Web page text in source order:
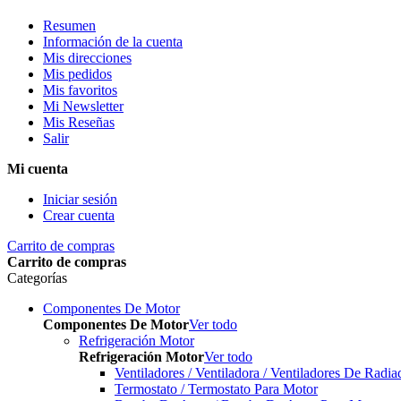
Resumen
Información de la cuenta
Mis direcciones
Mis pedidos
Mis favoritos
Mi Newsletter
Mis Reseñas
Salir
Mi cuenta
Iniciar sesión
Crear cuenta
Carrito de compras
Carrito de compras
Categorías
Componentes De Motor
Componentes De MotorVer todo
Refrigeración Motor
Refrigeración MotorVer todo
Ventiladores / Ventiladora / Ventiladores De
Termostato / Termostato Para Motor